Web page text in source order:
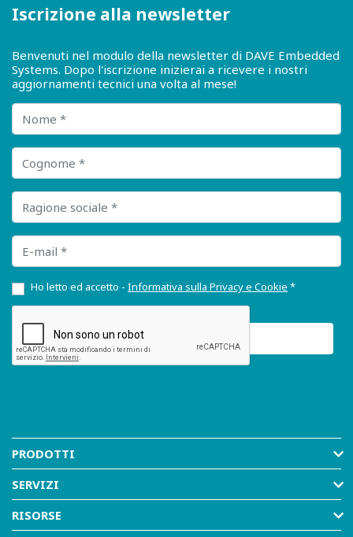
Iscrizione alla newsletter
Benvenuti nel modulo della newsletter di DAVE Embedded
Systems. Dopo l'iscrizione inizierai a ricevere i nostri
aggiornamenti tecnici una volta al mese!
Nome
Cognome
Ragione sociale
E-mail
Ho letto ed accetto - Informativa sulla Privacy e Cookie *
PRODOTTI
SERVIZI
RISORSE